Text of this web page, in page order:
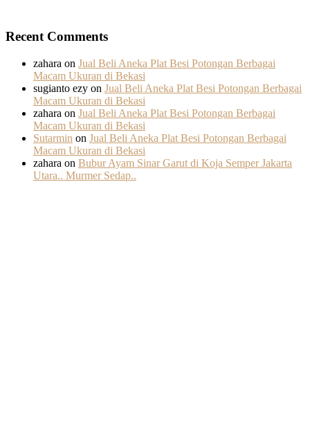
Recent Comments
zahara on Jual Beli Aneka Plat Besi Potongan Berbagai
Macam Ukuran di Bekasi
sugianto ezy on Jual Beli Aneka Plat Besi Potongan Berbagai
Macam Ukuran di Bekasi
zahara on Jual Beli Aneka Plat Besi Potongan Berbagai
Macam Ukuran di Bekasi
Sutarmin on Jual Beli Aneka Plat Besi Potongan Berbagai
Macam Ukuran di Bekasi
zahara on Bubur Ayam Sinar Garut di Koja Semper Jakarta
Utara.. Murmer Sedap..